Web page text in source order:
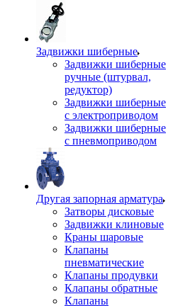
Задвижки шиберные
Задвижки шиберные
ручные (штурвал,
редуктор)
Задвижки шиберные
с электроприводом
Задвижки шиберные
с пневмоприводом
Другая запорная арматура
Затворы дисковые
Задвижки клиновые
Краны шаровые
Клапаны
пневматические
Клапаны продувки
Клапаны обратные
Клапаны